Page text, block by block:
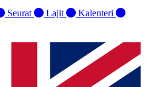
Seurat Lajit
Kalenteri